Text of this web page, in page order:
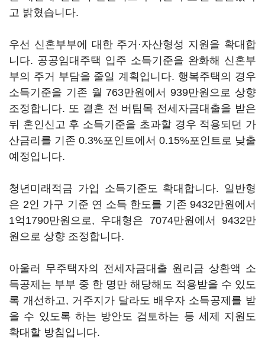
고 밝혔습니다.
우선 신혼부부에 대한 주거·자산형성 지원을 확대합
니다. 공공임대주택 입주 소득기준을 완화해 신혼부
부의 주거 부담을 줄일 계획입니다. 행복주택의 경우
소득기준을 기존 월 763만원에서 939만원으로 상향
조정합니다. 또 결혼 전 버팀목 전세자금대출을 받은
뒤 혼인신고 후 소득기준을 초과할 경우 적용되던 가
산금리를 기존 0.3%포인트에서 0.15%포인트로 낮출
예정입니다.
청년미래적금 가입 소득기준도 확대합니다. 일반형
은 2인 가구 기준 연 소득 한도를 기존 9432만원에서
1억1790만원으로, 우대형은 7074만원에서 9432만
원으로 상향 조정합니다.
아울러 무주택자의 전세자금대출 원리금 상환액 소
득공제는 부부 중 한 명만 해당해도 적용받을 수 있도
록 개선하고, 거주지가 달라도 배우자 소득공제를 받
을 수 있도록 하는 방안도 검토하는 등 세제 지원도
확대할 방침입니다.